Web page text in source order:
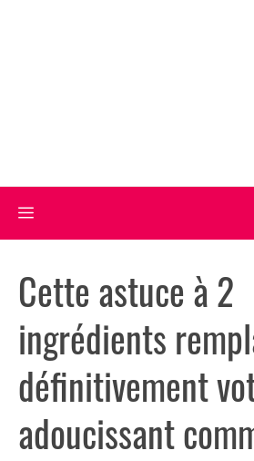
Menu
Cette astuce à 2
ingrédients
définitivement
adoucissant